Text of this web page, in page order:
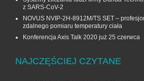
z SARS-CoV-2
NOVUS NVIP-2H-8912M/TS SET –
zdalnego pomiaru temperatury ciała
Konferencja Axis Talk 2020 już 25 czerwca
NAJCZĘŚCIEJ CZYTANE